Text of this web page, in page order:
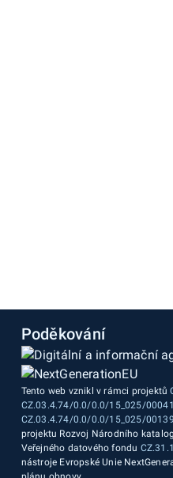
Poděkování
Tento web vznikl v rámci projektů
CZ.03.4.74/0.0/0.0/15_025/
CZ.03.4.74/0.0/0.0/15_025/
projektu Rozvoj Národního
Veřejného datového fondu
nástroje Evropské Unie